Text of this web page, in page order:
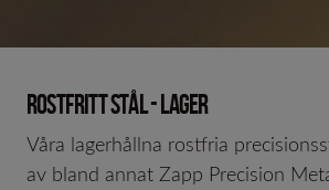
Rostfritt Stål - Lager
Våra lagerhållna rostfria
av bland annat Zapp Precision